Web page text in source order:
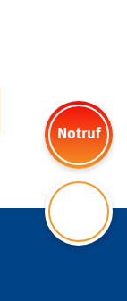
Notruf
Kontakt